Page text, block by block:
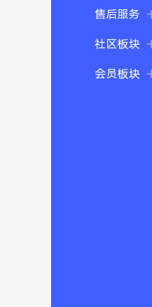
售后服务
社区板块
会员板块